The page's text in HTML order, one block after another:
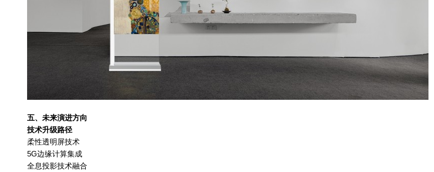
五、未来演进方向
技术升级路径
柔性透明屏技术
5G边缘计算集成
全息投影技术融合